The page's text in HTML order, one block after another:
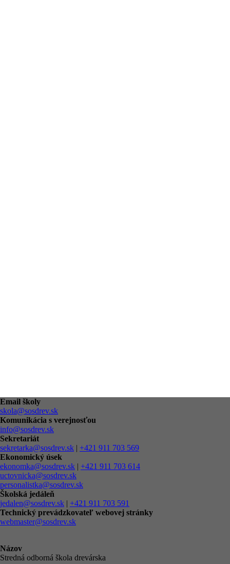
Email školy
skola@sosdrev.sk
Komunikácia s verejnosťou
info@sosdrev.sk
Sekretariát
sekretarka@sosdrev.sk | +421 911 703 569
Ekonomický úsek
ekonomka@sosdrev.sk | +421 911 703 614
uctovnicka@sosdrev.sk
personalistka@sosdrev.sk
Školská jedáleň
jedalen@sosdrev.sk | +421 911 703 591‬
Technický prevádzkovateľ webovej stránky
webmaster@sosdrev.sk
Názov
Stredná odborná škola drevárska